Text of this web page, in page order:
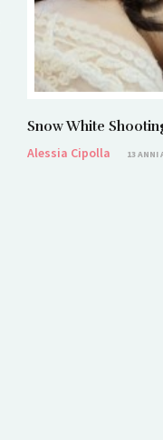
Snow White
Alessia Cipolla
13 ANNI